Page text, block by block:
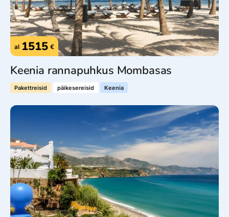
al 1515 €
Keenia rannapuhkus Mombasas
Pakettreisid päikesereisid Keenia